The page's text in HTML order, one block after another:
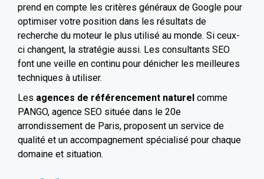
prend en compte les critères généraux de Google pour
optimiser votre position dans les résultats de
recherche du moteur le plus utilisé au monde. Si ceux-
ci changent, la stratégie aussi. Les consultants SEO
font une veille en continu pour dénicher les meilleures
techniques à utiliser.
Les agences de référencement naturel comme
PANGO, agence SEO située dans le 20e
arrondissement de Paris, proposent un service de
qualité et un accompagnement spécialisé pour chaque
domaine et situation.